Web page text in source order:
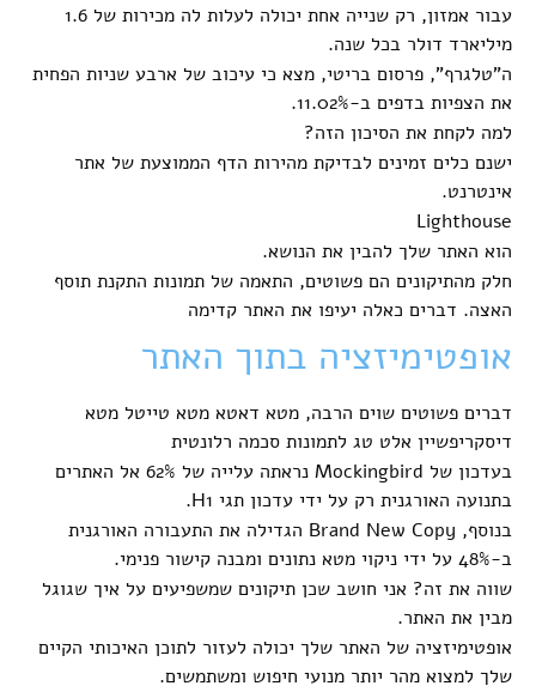
עבור אמזון, רק שנייה אחת יכולה לעלות לה מכירות של 1.6
מיליארד דולר בכל שנה.
ה”טלגרף”, פרסום בריטי, מצא כי עיכוב של ארבע שניות הפחית
את הצפיות בדפים ב-11.02%.
למה לקחת את הסיכון הזה?
ישנם כלים זמינים לבדיקת מהירות הדף הממוצעת של אתר
אינטרנט.
Lighthouse
הוא האתר שלך להבין את הנושא.
חלק מהתיקונים הם פשוטים, התאמה של תמונות התקנת תוסף
האצה. דברים כאלה יעיפו את האתר קדימה
אופטימיזציה בתוך האתר
דברים פשוטים שוים הרבה, מטא דאטא מטא טייטל מטא
דיסקריפשיין אלט טג לתמונות סכמה רלונטית
בעדכון של Mockingbird נראתה עלייה של 62% אל האתרים
בתנועה האורגנית רק על ידי עדכון תגי H1.
בנוסף, Brand New Copy הגדילה את התעבורה האורגנית
ב-48% על ידי ניקוי מטא נתונים ומבנה קישור פנימי.
שווה את זה? אני חושב שכן תיקונים שמשפיעים על איך שגוגל
מבין את האתר.
אופטימיזציה של האתר שלך יכולה לעזור לתוכן האיכותי הקיים
שלך למצוא מהר יותר מנועי חיפוש ומשתמשים.